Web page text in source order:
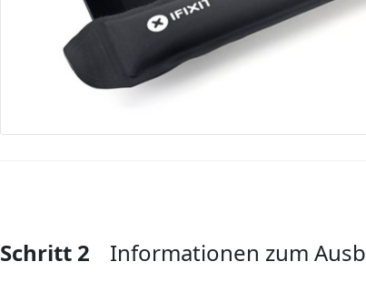
Kommentar hinzufügen
Schritt 2 Informationen zum